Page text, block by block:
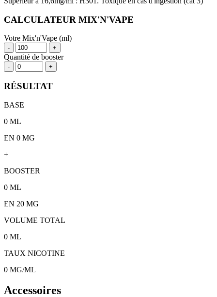
CALCULATEUR MIX'N'VAPE
Votre Mix'n'Vape (ml)
- +
Quantité de booster
- +
RÉSULTAT
BASE
0 ML
EN 0 MG
+
BOOSTER
0 ML
EN 20 MG
VOLUME TOTAL
0 ML
TAUX NICOTINE
0 MG/ML
Accessoires